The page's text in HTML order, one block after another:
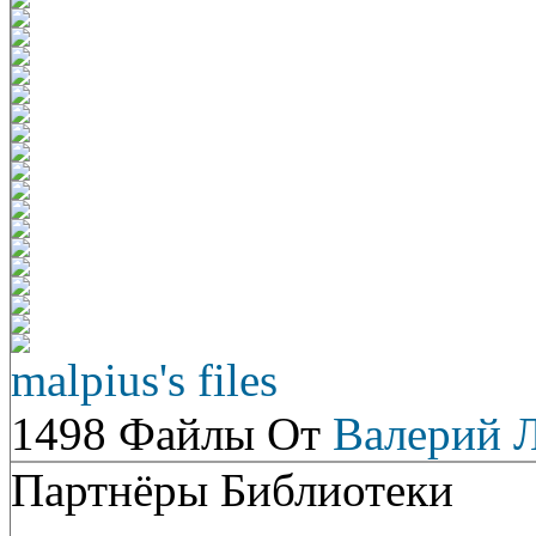
malpius's files
1498 Файлы От Валерий
Партнёры Библиотеки